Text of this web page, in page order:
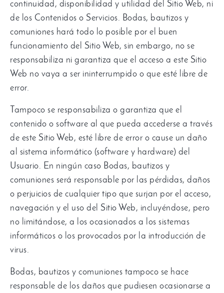
continuidad, disponibilidad y utilidad del Sitio Web, ni
de los Contenidos o Servicios. Bodas, bautizos y
comuniones hará todo lo posible por el buen
funcionamiento del Sitio Web, sin embargo, no se
responsabiliza ni garantiza que el acceso a este Sitio
Web no vaya a ser ininterrumpido o que esté libre de
error.
Tampoco se responsabiliza o garantiza que el
contenido o software al que pueda accederse a través
de este Sitio Web, esté libre de error o cause un daño
al sistema informático (software y hardware) del
Usuario. En ningún caso Bodas, bautizos y
comuniones será responsable por las pérdidas, daños
o perjuicios de cualquier tipo que surjan por el acceso,
navegación y el uso del Sitio Web, incluyéndose, pero
no limitándose, a los ocasionados a los sistemas
informáticos o los provocados por la introducción de
virus.
Bodas, bautizos y comuniones tampoco se hace
responsable de los daños que pudiesen ocasionarse a